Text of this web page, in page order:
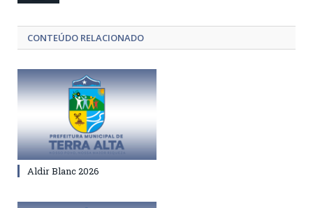
CONTEÚDO RELACIONADO
Aldir Blanc 2026